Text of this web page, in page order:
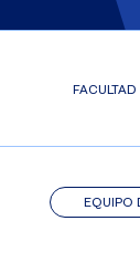
FACULTAD
EQUIPO